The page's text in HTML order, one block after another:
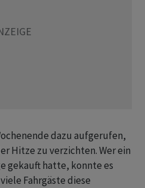
dazu aufgerufen,
Hitze zu verzichten. Wer ein
gekauft hatte, konnte es
Fahrgäste diese